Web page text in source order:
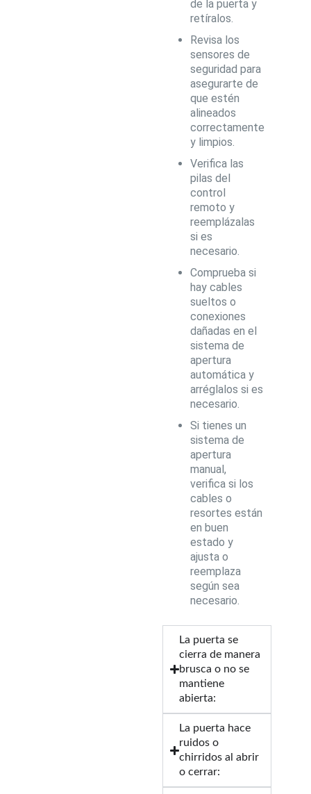
de la puerta y
retíralos.
Revisa los
sensores de
seguridad para
asegurarte de
que estén
alineados
correctamente
y limpios.
Verifica las
pilas del
control
remoto y
reemplázalas
si es
necesario.
Comprueba si
hay cables
sueltos o
conexiones
dañadas en el
sistema de
apertura
automática y
arréglalos si es
necesario.
Si tienes un
sistema de
apertura
manual,
verifica si los
cables o
resortes están
en buen
estado y
ajusta o
reemplaza
según sea
necesario.
La puerta se
cierra de manera
brusca o no se
mantiene
abierta:
La puerta hace
ruidos o
chirridos al abrir
o cerrar: